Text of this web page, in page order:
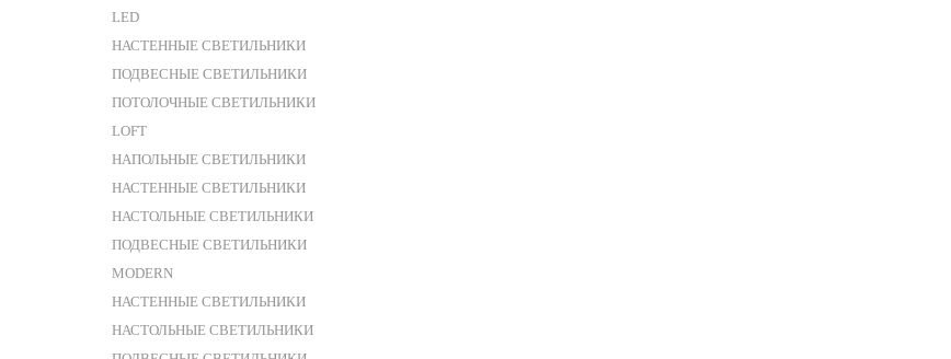
LED
НАСТЕННЫЕ СВЕТИЛЬНИКИ
ПОДВЕСНЫЕ СВЕТИЛЬНИКИ
ПОТОЛОЧНЫЕ СВЕТИЛЬНИКИ
LOFT
НАПОЛЬНЫЕ СВЕТИЛЬНИКИ
НАСТЕННЫЕ СВЕТИЛЬНИКИ
НАСТОЛЬНЫЕ СВЕТИЛЬНИКИ
ПОДВЕСНЫЕ СВЕТИЛЬНИКИ
MODERN
НАСТЕННЫЕ СВЕТИЛЬНИКИ
НАСТОЛЬНЫЕ СВЕТИЛЬНИКИ